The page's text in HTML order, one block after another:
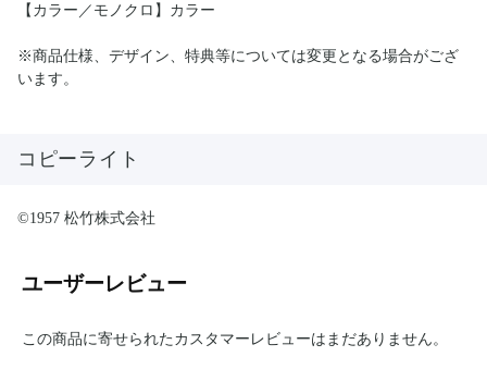
【カラー／モノクロ】カラー
※商品仕様、デザイン、特典等については変更となる場合がござ
います。
コピーライト
©1957 松竹株式会社
ユーザーレビュー
この商品に寄せられたカスタマーレビューはまだありません。